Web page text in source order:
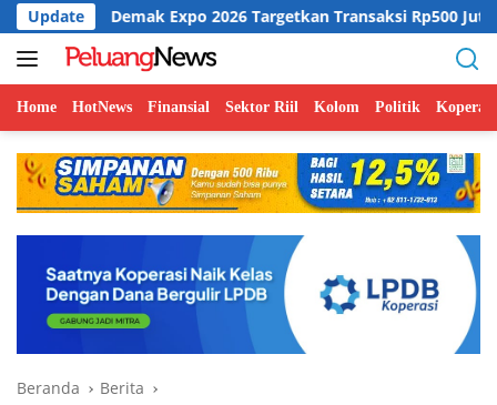
Langsung
ke
konten
Update
Demak Expo 2026 Targetkan Transaksi Rp500 Juta
Home HotNews Finansial Sektor Riil Kolom Politik Koperasi
Beranda Berita